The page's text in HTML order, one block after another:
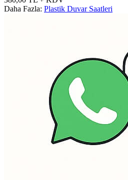
Daha Fazla: Plastik Duvar Saatleri